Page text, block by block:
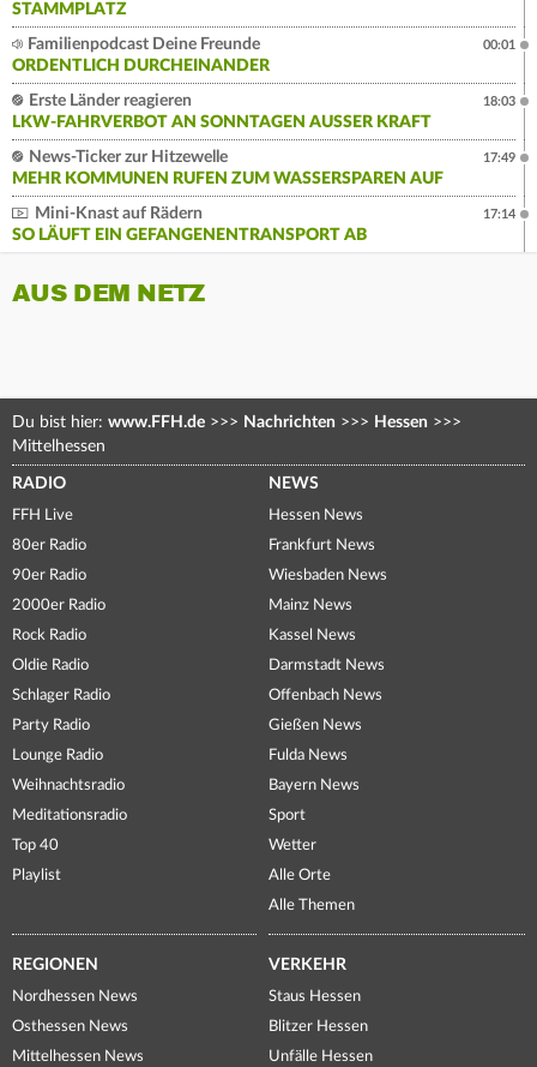
STAMMPLATZ
Familienpodcast Deine Freunde
ORDENTLICH DURCHEINANDER
00:01
Erste Länder reagieren
LKW-FAHRVERBOT AN SONNTAGEN AUSSER KRAFT
18:03
News-Ticker zur Hitzewelle
MEHR KOMMUNEN RUFEN ZUM WASSERSPAREN AUF
17:49
Mini-Knast auf Rädern
SO LÄUFT EIN GEFANGENENTRANSPORT AB
17:14
AUS DEM NETZ
Du bist hier: www.FFH.de >>> Nachrichten >>> Hessen >>>
Mittelhessen
RADIO
FFH Live
80er Radio
90er Radio
2000er Radio
Rock Radio
Oldie Radio
Schlager Radio
Party Radio
Lounge Radio
Weihnachtsradio
Meditationsradio
Top 40
Playlist
NEWS
Hessen News
Frankfurt News
Wiesbaden News
Mainz News
Kassel News
Darmstadt News
Offenbach News
Gießen News
Fulda News
Bayern News
Sport
Wetter
Alle Orte
Alle Themen
REGIONEN
Nordhessen News
Osthessen News
Mittelhessen News
VERKEHR
Staus Hessen
Blitzer Hessen
Unfälle Hessen